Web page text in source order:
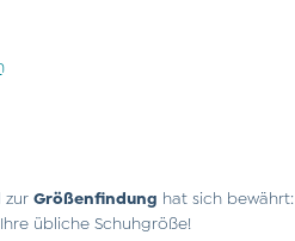
zur Größenfindung hat sich bewährt:
übliche Schuhgröße!